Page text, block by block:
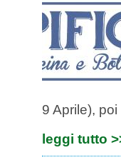
9 Aprile),
leggi tutto